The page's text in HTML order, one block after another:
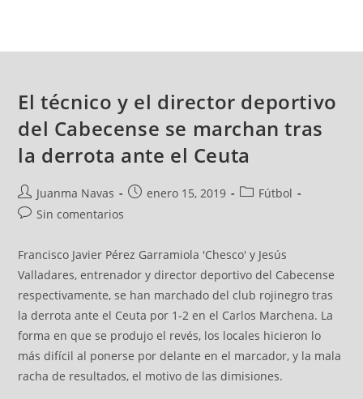
El técnico y el director deportivo
del Cabecense se marchan tras
la derrota ante el Ceuta
Juanma Navas enero 15, 2019
Fútbol
Sin comentarios
Francisco Javier Pérez Garramiola 'Chesco' y Jesús
Valladares, entrenador y director deportivo del Cabecense
respectivamente, se han marchado del club rojinegro tras
la derrota ante el Ceuta por 1-2 en el Carlos Marchena. La
forma en que se produjo el revés, los locales hicieron lo
más difícil al ponerse por delante en el marcador, y la mala
racha de resultados, el motivo de las dimisiones.